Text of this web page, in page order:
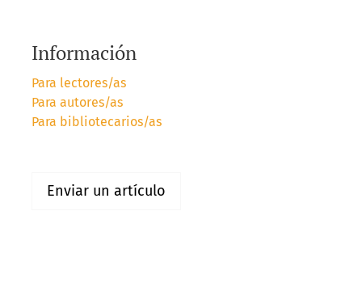
Información
Para lectores/as
Para autores/as
Para bibliotecarios/as
Enviar un artículo